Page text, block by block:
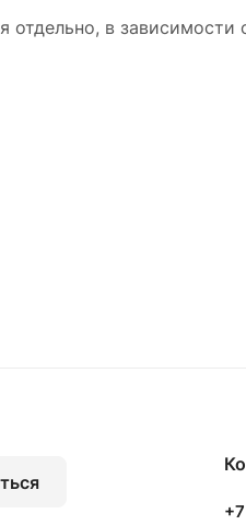
отдельно, в зависимости